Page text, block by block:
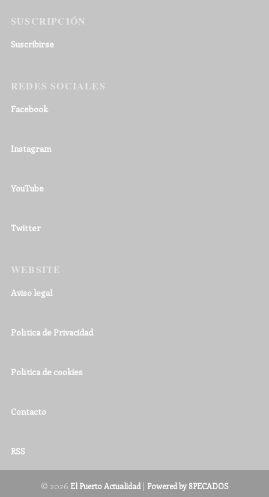
SUSCRIPCIÓN
Suscribirse
REDES SOCIALES
Facebook
Instagram
YouTube
Twitter
WEBSITE
Aviso legal
Política de Privacidad
Política de cookies
Contacto
RSS
© 2026 El Puerto Actualidad| Powered by 8PECADOS